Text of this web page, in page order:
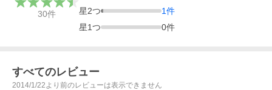
30件
星2つ 1件
星1つ 0件
すべてのレビュー
2014/1/22より前のレビューは表示できません